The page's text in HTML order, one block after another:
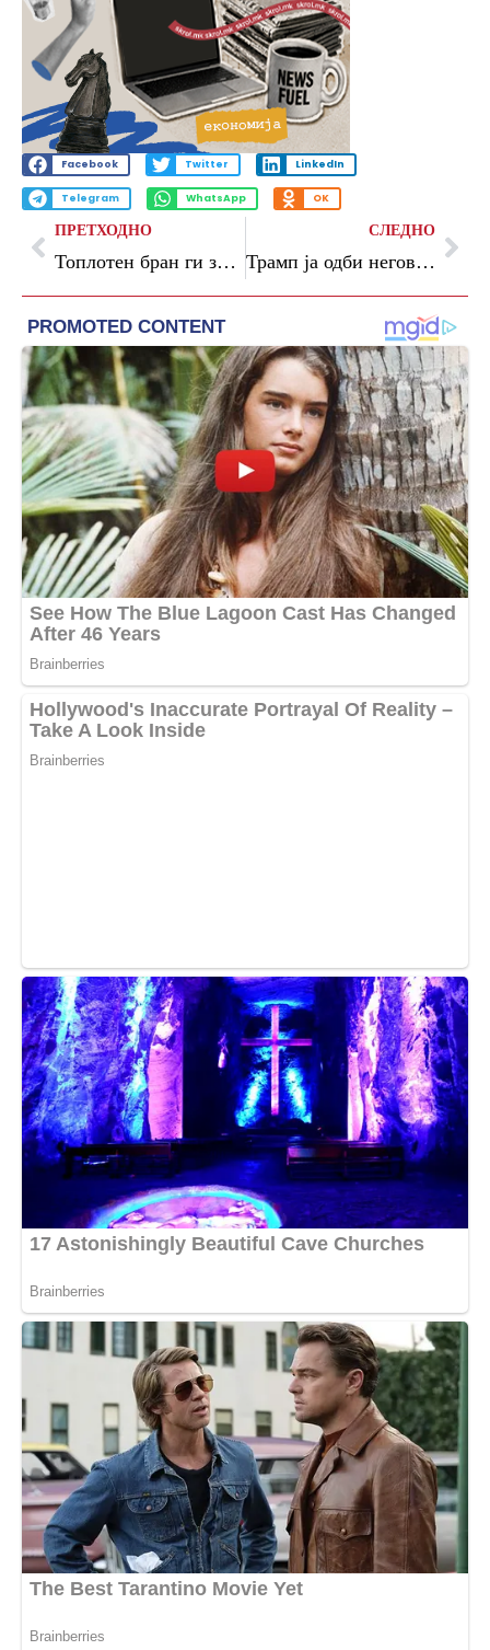
Facebook Twitter LinkedIn
Telegram WhatsApp OK
ПРЕТХОДНО
Топлотен бран ги зафаќа земјите низ светот: Во Виетнам измерени рекордни 44 степени
СЛЕДНО
Трамп ја одби неговата последна шанса да сведочи во случајот за силување